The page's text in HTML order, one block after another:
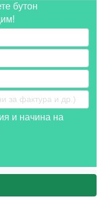
бутон
и начина на